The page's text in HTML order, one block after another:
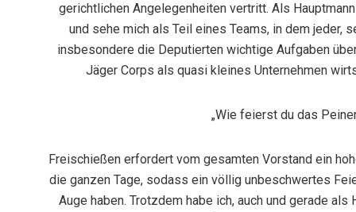
gerichtlichen Angelegenheiten vertritt. Als
und sehe mich als Teil eines Teams, in dem jeder,
insbesondere die Deputierten wichtige Aufgaben
Jäger Corps als quasi kleines Unternehmen
„Wie feierst du das
Freischießen erfordert vom gesamten Vorstand ein
die ganzen Tage, sodass ein völlig unbeschwertes
Auge haben. Trotzdem habe ich, auch und gerade